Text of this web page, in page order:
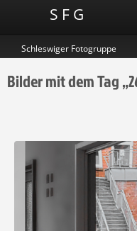
S F G
Schleswiger Fotogruppe
Bilder mit dem Tag